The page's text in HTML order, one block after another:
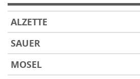
ALZETTE
SAUER
MOSEL